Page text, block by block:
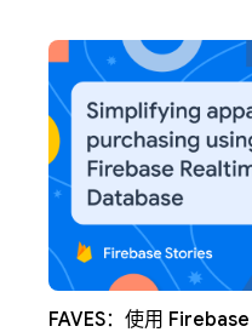
FAVES：使用